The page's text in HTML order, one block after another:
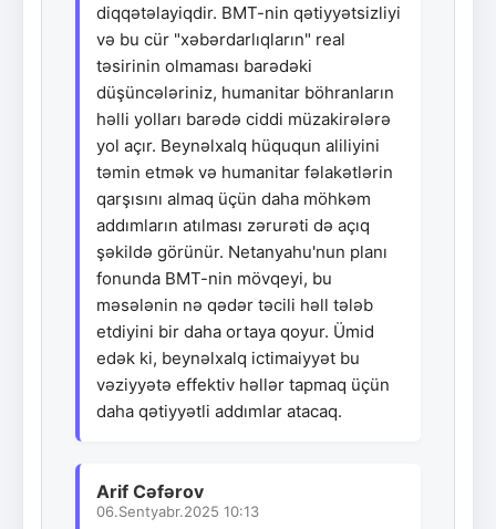
diqqətəlayiqdir. BMT-nin qətiyyətsizliyi
və bu cür "xəbərdarlıqların" real
təsirinin olmaması barədəki
düşüncələriniz, humanitar böhranların
həlli yolları barədə ciddi müzakirələrə
yol açır. Beynəlxalq hüququn aliliyini
təmin etmək və humanitar fəlakətlərin
qarşısını almaq üçün daha möhkəm
addımların atılması zərurəti də açıq
şəkildə görünür. Netanyahu'nun planı
fonunda BMT-nin mövqeyi, bu
məsələnin nə qədər təcili həll tələb
etdiyini bir daha ortaya qoyur. Ümid
edək ki, beynəlxalq ictimaiyyət bu
vəziyyətə effektiv həllər tapmaq üçün
daha qətiyyətli addımlar atacaq.
Arif Cəfərov
06.Sentyabr.2025 10:13